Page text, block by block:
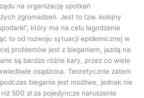
na organizację spotkań
zgromadzeń. Jest to tzw. kolejny
który ma na celu łagodzenie
to od rozwoju sytuacji epidemicznej w
problemów jest z bieganiem, jazdą na
są bardzo różne kary, przez co wiele
osądzona. Teoretycznie zatem
biegania jest możliwe, jednak nie
500 zł za pojedyncze naruszenie